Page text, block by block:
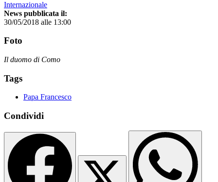
Internazionale
News pubblicata il:
30/05/2018 alle 13:00
Foto
Il duomo di Como
Tags
Papa Francesco
Condividi